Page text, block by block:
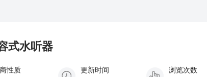
式水听器
性质
更新时间
浏览次数